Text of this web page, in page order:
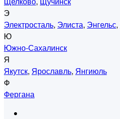
Э
Электросталь, Элиста, Энгельс,
Ю
Южно-Сахалинск
Я
Якутск, Ярославль, Янгиюль
Ф
Фергана